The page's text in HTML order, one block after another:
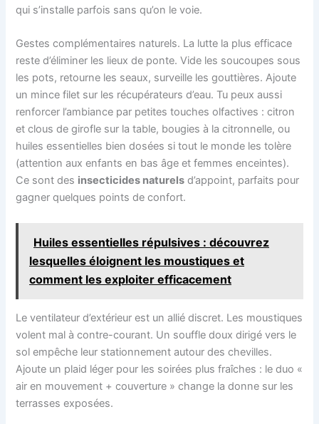
qui s’installe parfois sans qu’on le voie.
Gestes complémentaires naturels. La lutte la plus efficace
reste d’éliminer les lieux de ponte. Vide les soucoupes sous
les pots, retourne les seaux, surveille les gouttières. Ajoute
un mince filet sur les récupérateurs d’eau. Tu peux aussi
renforcer l’ambiance par petites touches olfactives : citron
et clous de girofle sur la table, bougies à la citronnelle, ou
huiles essentielles bien dosées si tout le monde les tolère
(attention aux enfants en bas âge et femmes enceintes).
Ce sont des insecticides naturels d’appoint, parfaits pour
gagner quelques points de confort.
Huiles essentielles répulsives : découvrez
lesquelles éloignent les moustiques et
comment les exploiter efficacement
Le ventilateur d’extérieur est un allié discret. Les moustiques
volent mal à contre-courant. Un souffle doux dirigé vers le
sol empêche leur stationnement autour des chevilles.
Ajoute un plaid léger pour les soirées plus fraîches : le duo «
air en mouvement + couverture » change la donne sur les
terrasses exposées.